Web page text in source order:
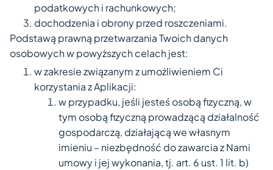
podatkowych i rachunkowych;
dochodzenia i obrony przed roszczeniami.
Podstawą prawną przetwarzania Twoich danych
osobowych w powyższych celach jest:
w zakresie związanym z umożliwieniem Ci
korzystania z Aplikacji:
w przypadku, jeśli jesteś osobą fizyczną, w
tym osobą fizyczną prowadzącą działalność
gospodarczą, działającą we własnym
imieniu – niezbędność do zawarcia z Nami
umowy i jej wykonania, tj. art. 6 ust. 1 lit. b)